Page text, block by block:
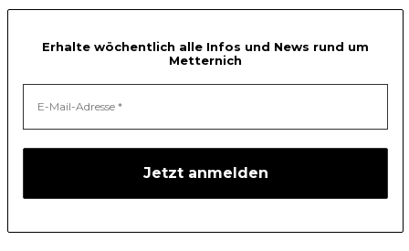
Erhalte wöchentlich alle Infos und News rund um
Metternich